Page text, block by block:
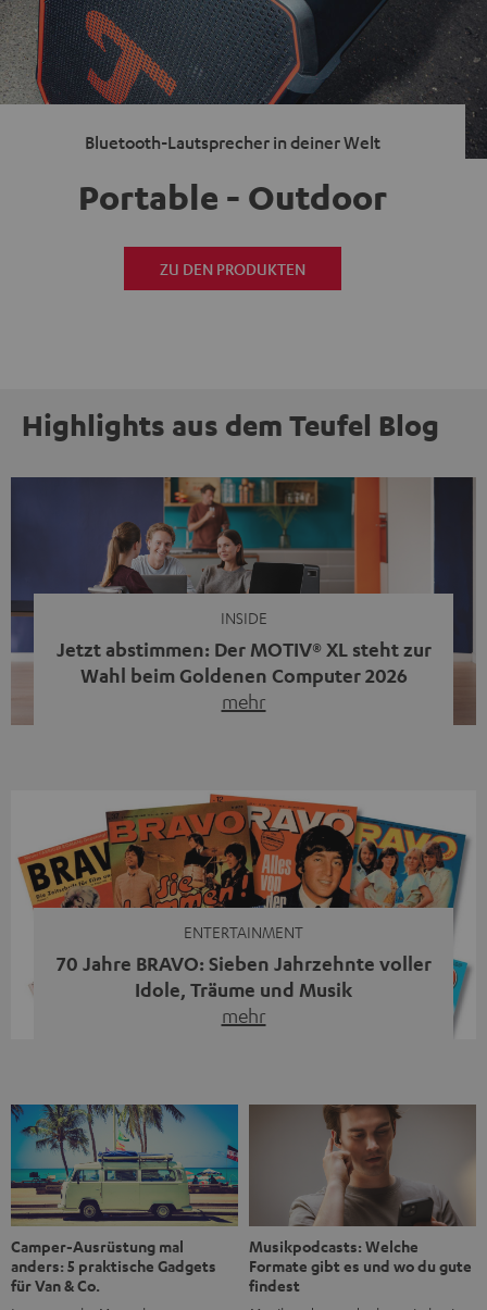
Bluetooth-Lautsprecher in deiner Welt
Portable - Outdoor
ZU DEN PRODUKTEN
Highlights aus dem Teufel Blog
INSIDE
Jetzt abstimmen: Der MOTIV® XL steht zur
Wahl beim Goldenen Computer 2026
mehr
Streaming-System vereint hochwertige HiFi-Technik,
moderne Streaming-Funktionen und hohe Flexibilität in
einem einzigen Gerät – und zeigt, dass man für großen
Sound heute keine klassische HiFi-Anlage mehr braucht.
ENTERTAINMENT
70 Jahre BRAVO: Sieben Jahrzehnte voller
Idole, Träume und Musik
mehr
1956 begleitet das Magazin Jugendliche durch Rock und
Pop, kleine Schwärmereien und große Fragen. Zum 70.
Jubiläum werfen wir einen Blick zurück. Vom Filmheft zur
Jugendmarke: Wie die BRAVO ihren Ton fand Als die […]
Camper-Ausrüstung mal
anders: 5 praktische Gadgets
für Van & Co.
Musikpodcasts: Welche
Formate gibt es und wo du gute
findest